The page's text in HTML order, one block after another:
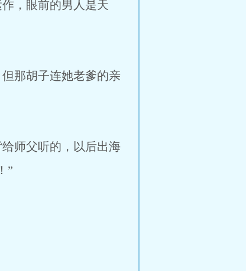
，眼前的男人是天
那胡子连她老爹的亲
师父听的，以后出海
”